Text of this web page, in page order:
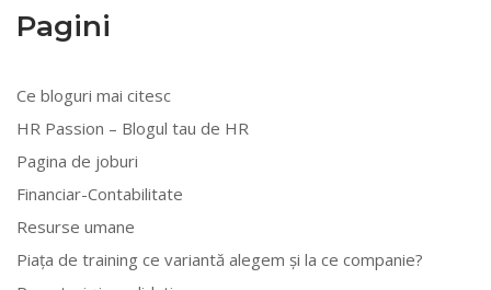
Pagini
Ce bloguri mai citesc
HR Passion – Blogul tau de HR
Pagina de joburi
Financiar-Contabilitate
Resurse umane
Piața de training ce variantă alegem și la ce companie?